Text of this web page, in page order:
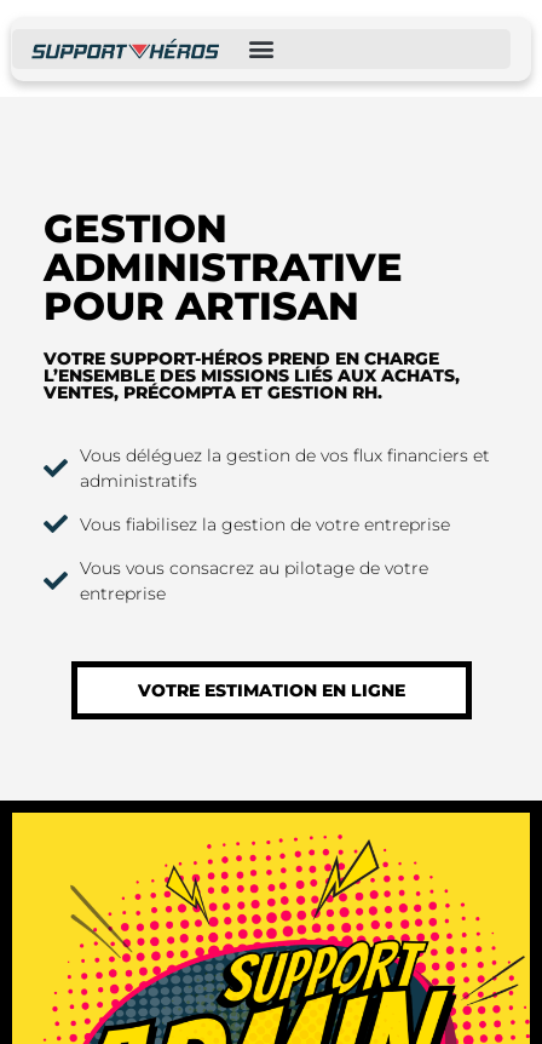
GESTION
ADMINISTRATIVE
POUR ARTISAN
VOTRE SUPPORT-HÉROS PREND EN CHARGE
L’ENSEMBLE DES MISSIONS LIÉS AUX ACHATS,
VENTES, PRÉCOMPTA ET GESTION RH.
Vous déléguez la gestion de vos flux financiers et
administratifs
Vous fiabilisez la gestion de votre entreprise​
Vous vous consacrez au pilotage de votre
entreprise​
VOTRE ESTIMATION EN LIGNE